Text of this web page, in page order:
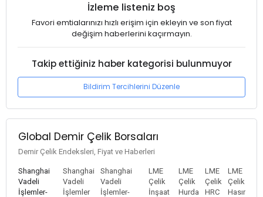
İzleme listeniz boş
Favori emtialarınızı hızlı erişim için ekleyin ve son fiyat
değişim haberlerini kaçırmayın.
Takip ettiğiniz haber kategorisi bulunmuyor
Bildirim Tercihlerini Düzenle
Global Demir Çelik Borsaları
Demir Çelik Endeksleri, Fiyat ve Haberleri
Shanghai
Vadeli
İşlemler-
Shanghai
Vadeli
İşlemler
Shanghai
Vadeli
İşlemler-
LME
Çelik
İnşaat
LME
Çelik
Hurda
LME
Çelik
HRC
LME
Çelik
Hasır